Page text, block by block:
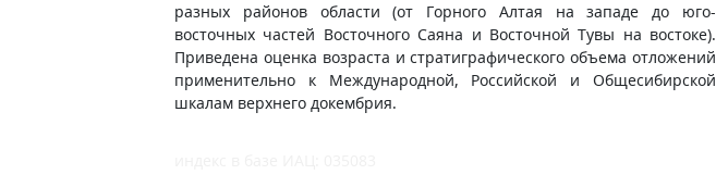
разных районов области (от Горного Алтая на западе до юго-
восточных частей Восточного Саяна и Восточной Тувы на востоке).
Приведена оценка возраста и стратиграфического объема отложений
применительно к Международной, Российской и Общесибирской
шкалам верхнего докембрия.